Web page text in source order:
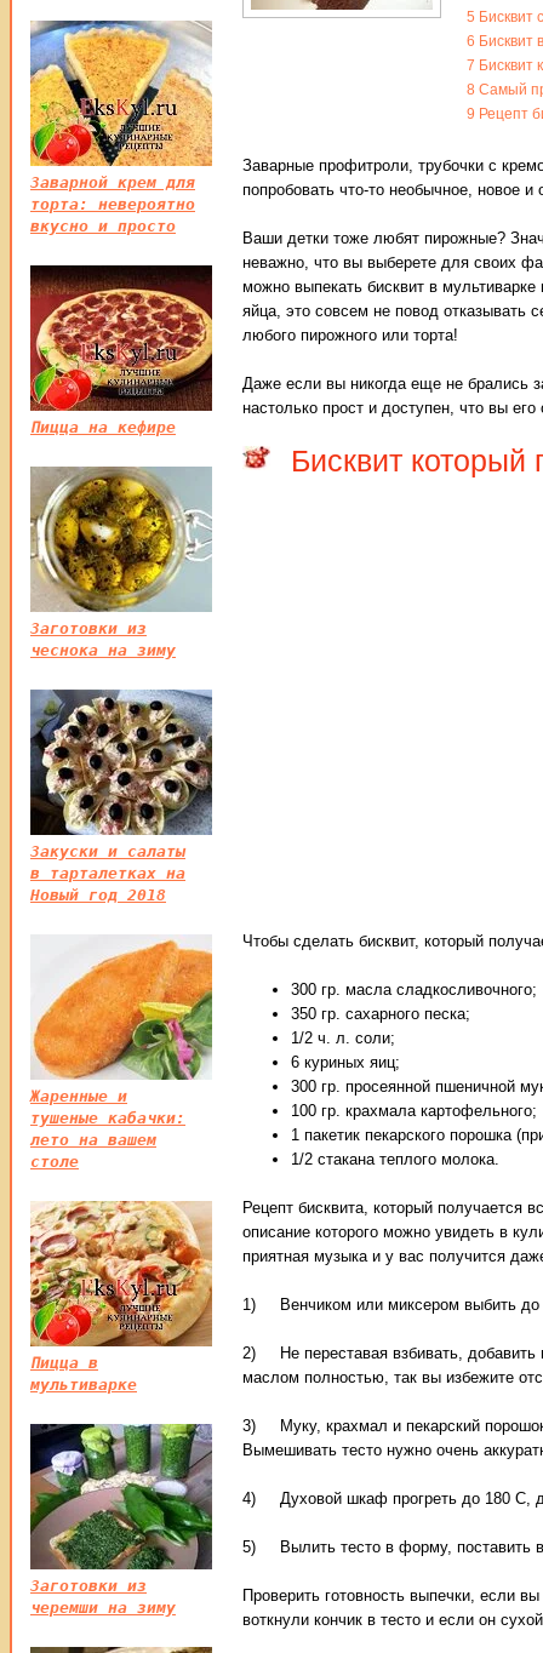
5 Бисквит
6 Бисквит
7 Бисквит
8 Самый
9 Рецепт
Заварные профитроли, трубочки с
попробовать что-то необычное, новое и
Ваши детки тоже любят пирожные?
неважно, что вы выберете для своих
можно выпекать бисквит в
яйца, это совсем не повод отказывать
любого пирожного или торта!
Даже если вы никогда еще не брались
настолько прост и доступен, что вы
Бисквит который
Чтобы сделать бисквит, который
300 гр. масла сладкосливочного;
350 гр. сахарного песка;
1/2 ч. л. соли;
6 куриных яиц;
300 гр. просеянной пшеничной
100 гр. крахмала картофельного;
1 пакетик пекарского порошка
1/2 стакана теплого молока.
Рецепт бисквита, который получается
описание которого можно увидеть в
приятная музыка и у вас получится
1) Венчиком или миксером выбить до
2) Не переставая взбивать, добавить
маслом полностью, так вы избежите
3) Муку, крахмал и пекарский
Вымешивать тесто нужно очень
4) Духовой шкаф прогреть до 180 С,
5) Вылить тесто в форму, поставить
Проверить готовность выпечки, если
воткнули кончик в тесто и если он
Заварной крем для
торта: невероятно
вкусно и просто
Пицца на кефире
Заготовки из
чеснока на зиму
Закуски и салаты
в тарталетках на
Новый год 2018
Жаренные и
тушеные кабачки:
лето на вашем
столе
Пицца в
мультиварке
Заготовки из
черемши на зиму